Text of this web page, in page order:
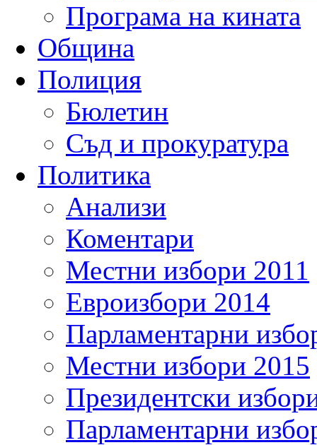
Програма на кината
Община
Полиция
Бюлетин
Съд и прокуратура
Политика
Анализи
Коментари
Местни избори 2011
Евроизбори 2014
Парламентарни
Местни избори 2015
Президентски
Парламентарни